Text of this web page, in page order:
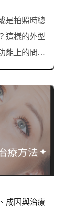
是拍照時總
這樣的外型
能上的問
詞，其實就
醫學名稱是
斗原因、類
找出最適合
成因與治療